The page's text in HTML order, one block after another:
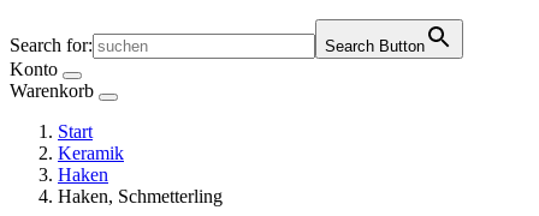
Search for: Search Button
Konto
Warenkorb
Start
Keramik
Haken
Haken, Schmetterling